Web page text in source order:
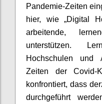
Pandemie-Zeiten
hier, wie „Digital
arbeitende,
unterstützen.
Hochschulen und
Zeiten derCovid-
konfrontiert, dass
durchgeführt